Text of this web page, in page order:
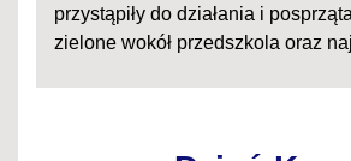
przystąpiły do działania i
zielone wokół przedszkola oraz